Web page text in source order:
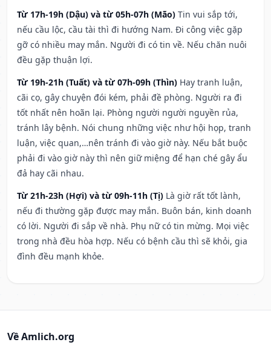
Từ 17h-19h (Dậu) và từ 05h-07h (Mão) Tin vui sắp tới,
nếu cầu lộc, cầu tài thì đi hướng Nam. Đi công việc gặp
gỡ có nhiều may mắn. Người đi có tin về. Nếu chăn nuôi
đều gặp thuận lợi.
Từ 19h-21h (Tuất) và từ 07h-09h (Thìn) Hay tranh luận,
cãi cọ, gây chuyện đói kém, phải đề phòng. Người ra đi
tốt nhất nên hoãn lại. Phòng người người nguyền rủa,
tránh lây bệnh. Nói chung những việc như hội họp, tranh
luận, việc quan,…nên tránh đi vào giờ này. Nếu bắt buộc
phải đi vào giờ này thì nên giữ miệng để hạn ché gây ẩu
đả hay cãi nhau.
Từ 21h-23h (Hợi) và từ 09h-11h (Tị) Là giờ rất tốt lành,
nếu đi thường gặp được may mắn. Buôn bán, kinh doanh
có lời. Người đi sắp về nhà. Phụ nữ có tin mừng. Mọi việc
trong nhà đều hòa hợp. Nếu có bệnh cầu thì sẽ khỏi, gia
đình đều mạnh khỏe.
Về Amlich.org